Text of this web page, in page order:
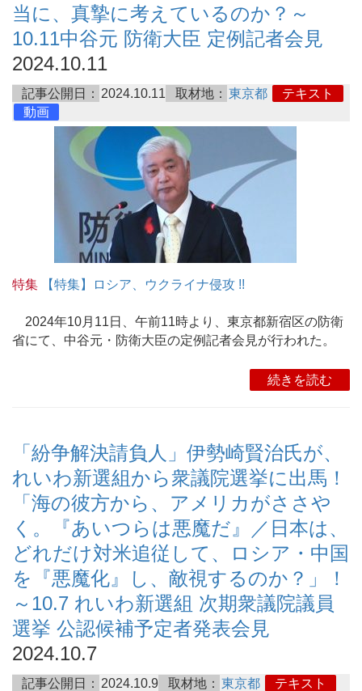
当に、真摯に考えているのか？～
10.11中谷元 防衛大臣 定例記者会見
2024.10.11
記事公開日： 2024.10.11 取材地： 東京都
テキスト
動画
特集 【特集】ロシア、ウクライナ侵攻 !!
2024年10月11日、午前11時より、東京都新宿区の防衛
省にて、中谷元・防衛大臣の定例記者会見が行われた。
続きを読む
「紛争解決請負人」伊勢崎賢治氏が、
れいわ新選組から衆議院選挙に出馬！
「海の彼方から、アメリカがささや
く。『あいつらは悪魔だ』／日本は、
どれだけ対米追従して、ロシア・中国
を『悪魔化』し、敵視するのか？」！
～10.7 れいわ新選組 次期衆議院議員
選挙 公認候補予定者発表会見
2024.10.7
記事公開日： 2024.10.9 取材地： 東京都
テキスト